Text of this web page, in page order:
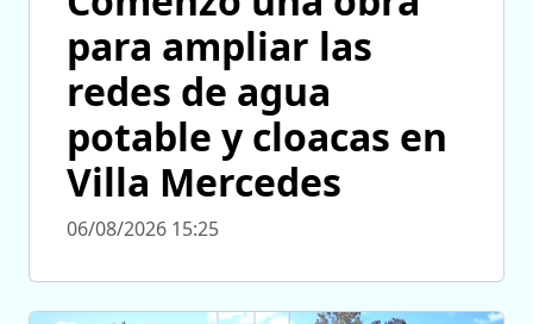
para ampliar las
redes de agua
potable y cloacas en
Villa Mercedes
06/08/2026 15:25